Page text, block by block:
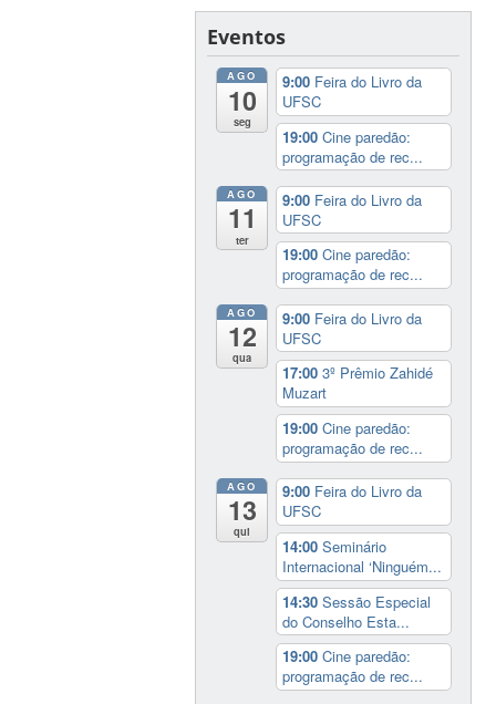
Eventos
AGO
10
seg
9:00 Feira do Livro da
UFSC
19:00Cine paredão:
programação de rec...
AGO
11
ter
9:00 Feira do Livro da
UFSC
19:00Cine paredão:
programação de rec...
AGO
12
qua
9:00 Feira do Livro da
UFSC
17:003º Prêmio Zahidé
Muzart
19:00Cine paredão:
programação de rec...
AGO
13
qui
9:00 Feira do Livro da
UFSC
14:00Seminário
Internacional ‘Ninguém...
14:30Sessão Especial
do Conselho Esta...
19:00Cine paredão:
programação de rec...